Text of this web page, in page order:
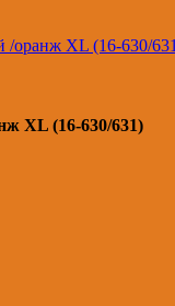
XL (16-630/631)